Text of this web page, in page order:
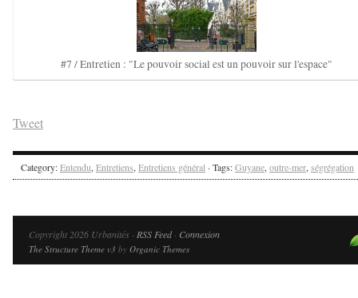
#7 / Entretien : "Le pouvoir social est un pouvoir sur l'espace"
Tweet
Category:Entendu, Entretiens, Entretiens général · Tags:Guyane, outre-mer, ségrégation
Copyright 2026 Urbanités · RSS Feed· Connexion
The Structure Theme v3 by Organic Themes